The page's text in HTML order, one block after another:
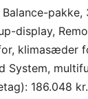
pakke,
display,
klimasæder
System,
186.048 kr.